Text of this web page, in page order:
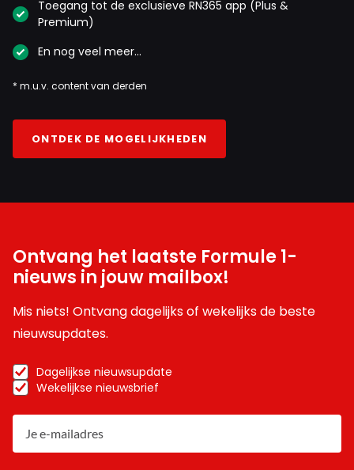
Toegang tot de exclusieve RN365 app (Plus &
Premium)
En nog veel meer…
* m.u.v. content van derden
ONTDEK DE MOGELIJKHEDEN
Ontvang het laatste Formule 1-
nieuws in jouw mailbox!
Mis niets! Ontvang dagelijks of wekelijks de beste
nieuwsupdates.
Dagelijkse nieuwsupdate
Wekelijkse nieuwsbrief